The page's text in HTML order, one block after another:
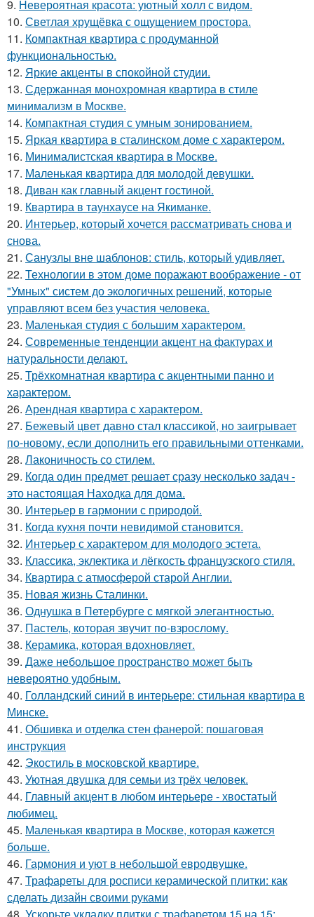
9. Невероятная красота: уютный холл с видом.
10. Светлая хрущёвка с ощущением простора.
11. Компактная квартира с продуманной
функциональностью.
12. Яркие акценты в спокойной студии.
13. Сдержанная монохромная квартира в стиле
минимализм в Москве.
14. Компактная студия с умным зонированием.
15. Яркая квартира в сталинском доме с характером.
16. Минималистская квартира в Москве.
17. Маленькая квартира для молодой девушки.
18. Диван как главный акцент гостиной.
19. Квартира в таунхаусе на Якиманке.
20. Интерьер, который хочется рассматривать снова и
снова.
21. Санузлы вне шаблонов: стиль, который удивляет.
22. Технологии в этом доме поражают воображение - от
"Умных" систем до экологичных решений, которые
управляют всем без участия человека.
23. Маленькая студия с большим характером.
24. Современные тенденции акцент на фактурах и
натуральности делают.
25. Трёхкомнатная квартира с акцентными панно и
характером.
26. Арендная квартира с характером.
27. Бежевый цвет давно стал классикой, но заигрывает
по-новому, если дополнить его правильными оттенками.
28. Лаконичность со стилем.
29. Когда один предмет решает сразу несколько задач -
это настоящая Находка для дома.
30. Интерьер в гармонии с природой.
31. Когда кухня почти невидимой становится.
32. Интерьер с характером для молодого эстета.
33. Классика, эклектика и лёгкость французского стиля.
34. Квартира с атмосферой старой Англии.
35. Новая жизнь Сталинки.
36. Однушка в Петербурге с мягкой элегантностью.
37. Пастель, которая звучит по-взрослому.
38. Керамика, которая вдохновляет.
39. Даже небольшое пространство может быть
невероятно удобным.
40. Голландский синий в интерьере: стильная квартира в
Минске.
41. Обшивка и отделка стен фанерой: пошаговая
инструкция
42. Экостиль в московской квартире.
43. Уютная двушка для семьи из трёх человек.
44. Главный акцент в любом интерьере - хвостатый
любимец.
45. Маленькая квартира в Москве, которая кажется
больше.
46. Гармония и уют в небольшой евродвушке.
47. Трафареты для росписи керамической плитки: как
сделать дизайн своими руками
48. Ускорьте укладку плитки с трафаретом 15 на 15: